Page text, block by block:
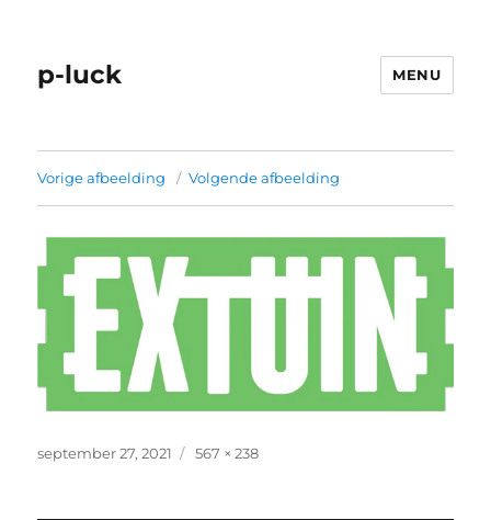
p-luck MENU
Vorige afbeelding Volgende afbeelding
Geplaatst
september 27, 2021
Volledige
567 × 238